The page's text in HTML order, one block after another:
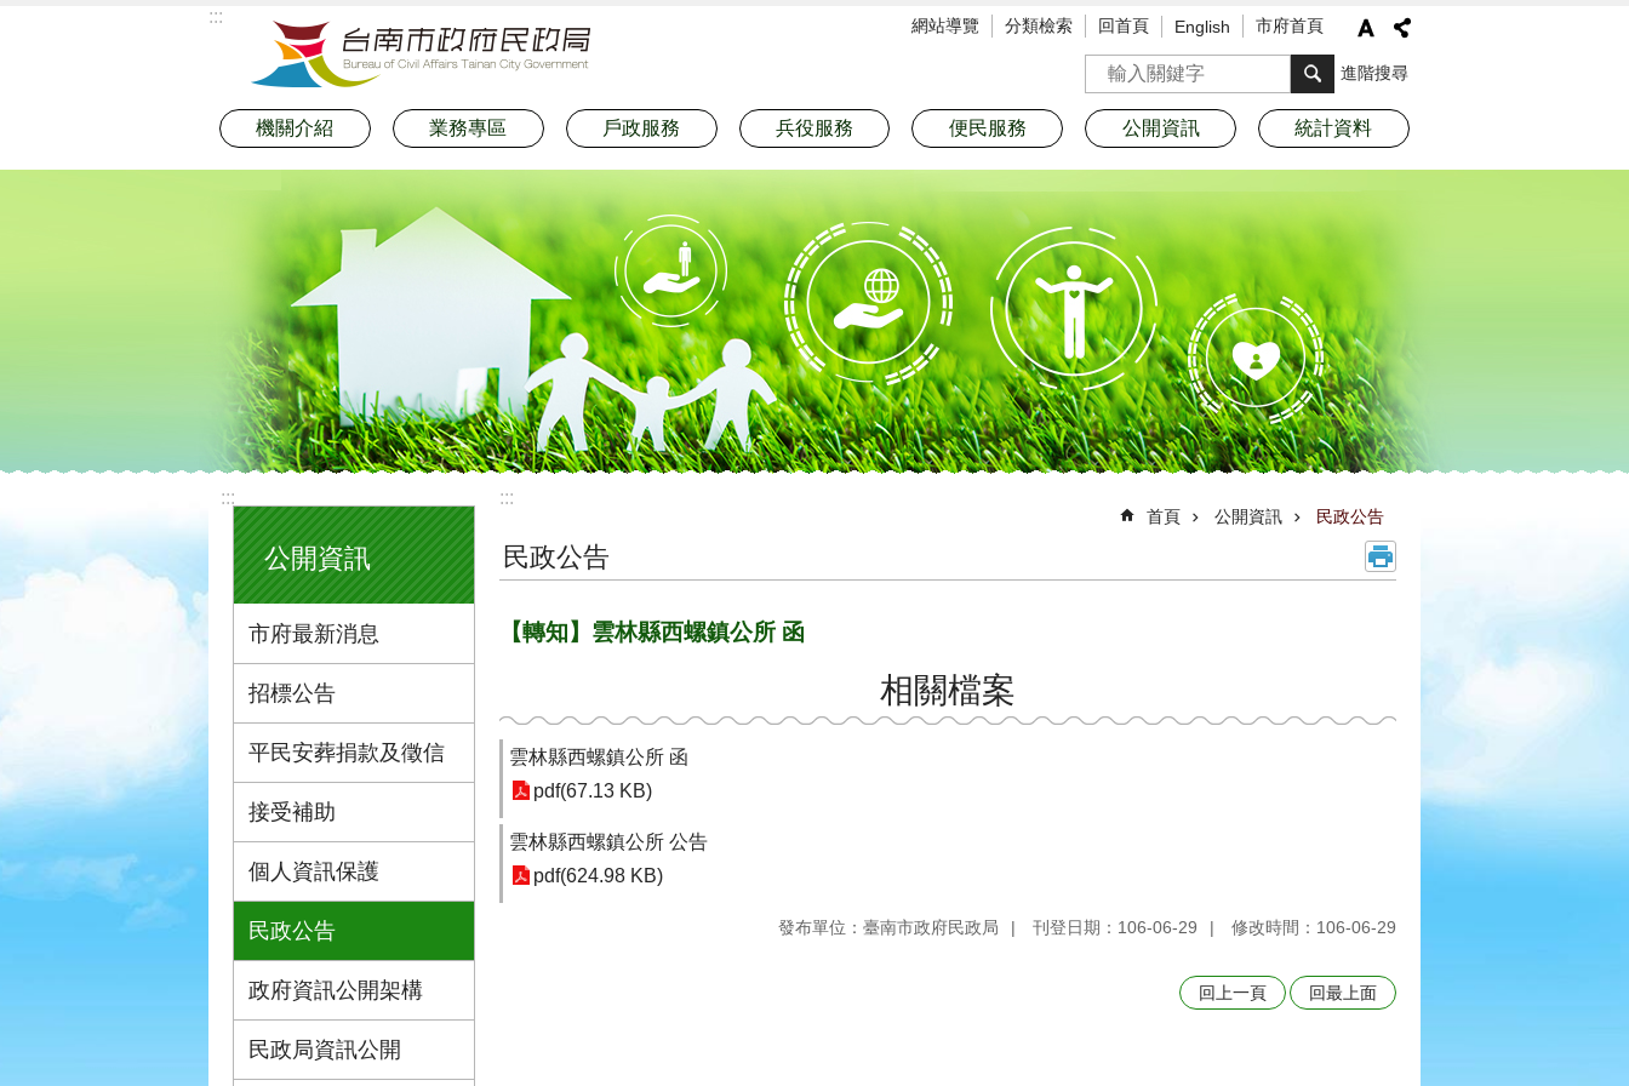
::: 網站導覽 分類檢索 回首頁 English 市府首頁
搜尋 進階搜尋
機關介紹 業務專區 戶政服務 兵役服務 便民服務 公開資訊 統計資料
:::
公開資訊
市府最新消息
招標公告
平民安葬捐款及徵信
接受補助
個人資訊保護
民政公告
政府資訊公開架構
民政局資訊公開
:::
首頁 公開資訊 民政公告
民政公告
【轉知】雲林縣西螺鎮公所 函
相關檔案
雲林縣西螺鎮公所 函
pdf(67.13 KB)
雲林縣西螺鎮公所 公告
pdf(624.98 KB)
發布單位：臺南市政府民政局 刊登日期：106-06-29 修改時間：106-06-29
回上一頁 回最上面